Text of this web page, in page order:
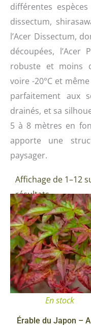
différentes
dissectum,
l’Acer Dissectum,
découpées,
robuste et moins
voire -20°C et
parfaitement aux
drainés, et sa
5 à 8 mètres en
apporte une
paysager.
Affichage de 1–12
résultats
En stock
Érable du Japon –